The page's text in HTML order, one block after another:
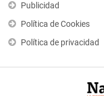
Publicidad
Política de Cookies
Política de privacidad